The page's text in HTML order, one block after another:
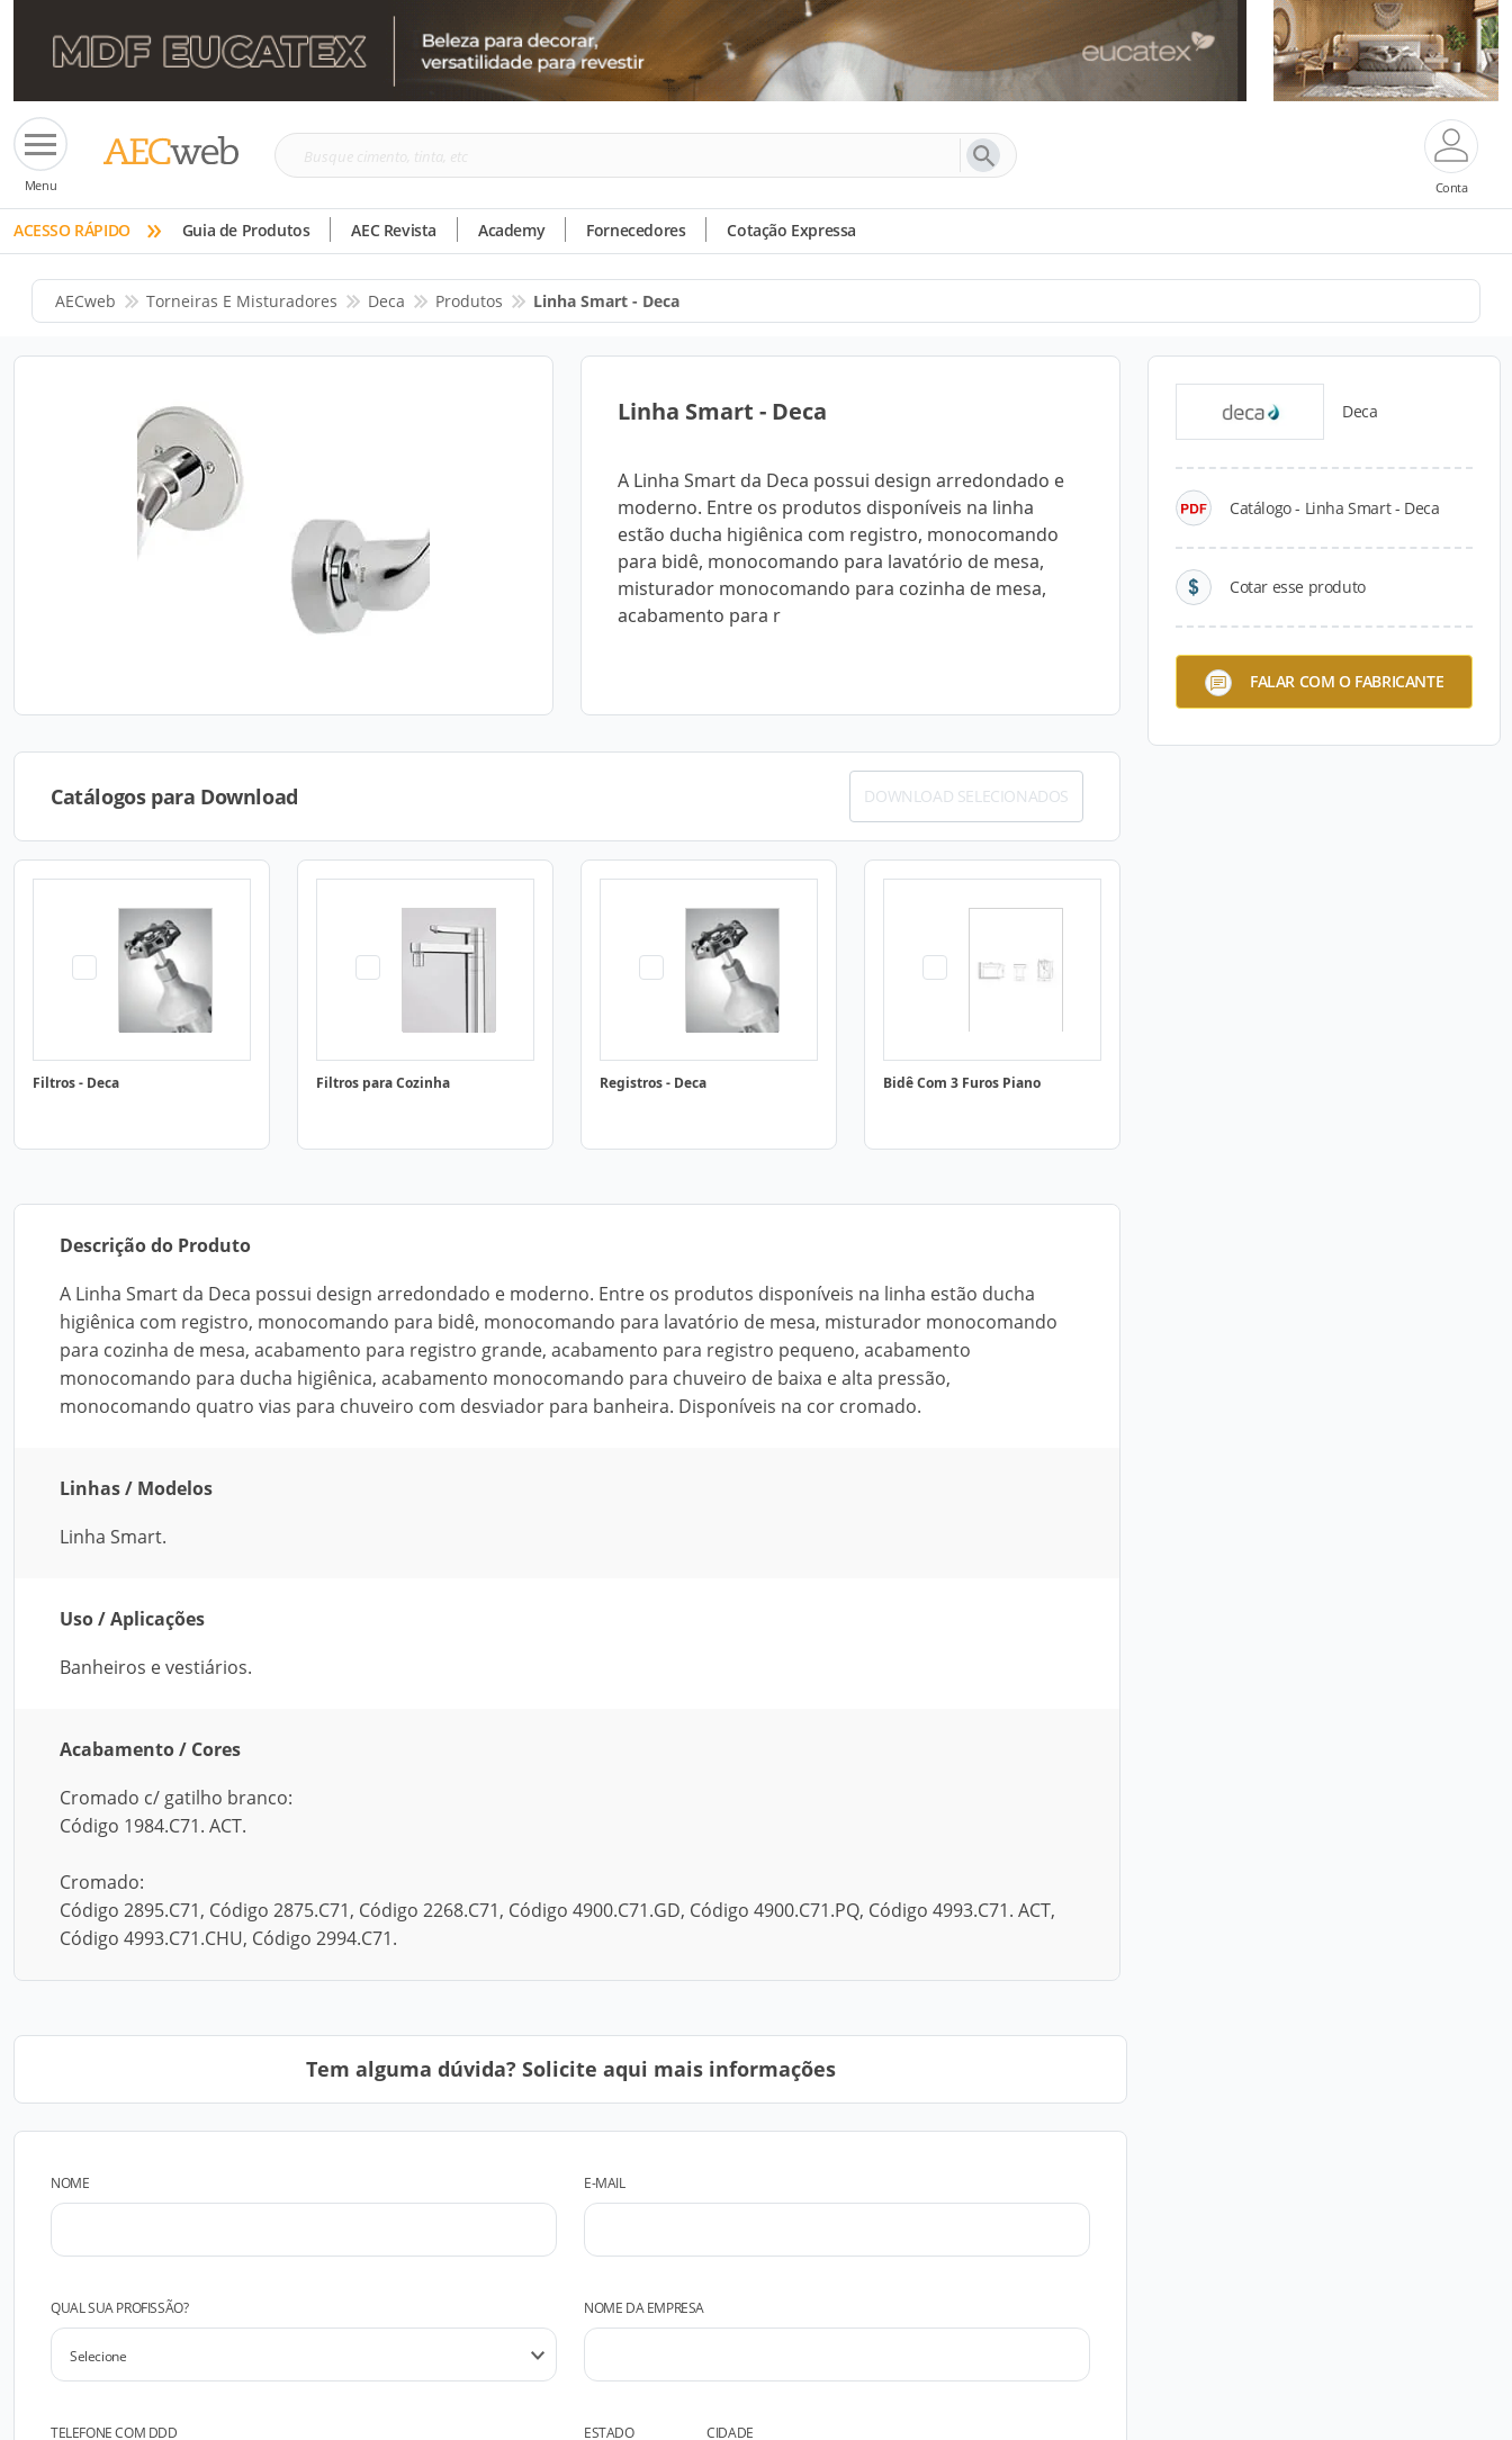
Menu
Busque
tinta,
etc
Conta
ACESSO RÁPIDO » Guia de Produtos AEC Revista Academy Fornecedores Cotação Expressa
AECweb Torneiras E Misturadores Deca Produtos Linha Smart - Deca
Linha Smart - Deca
A Linha Smart da Deca possui design arredondado e
moderno. Entre os produtos disponíveis na linha
estão ducha higiênica com registro, monocomando
para bidê, monocomando para lavatório de mesa,
misturador monocomando para cozinha de mesa,
acabamento para r
Deca
Catálogo - Linha Smart - Deca
Cotar esse produto
FALAR COM O FABRICANTE
Catálogos para Download DOWNLOAD SELECIONADOS
Filtros - Deca Filtros para Cozinha Registros - Deca Bidê Com 3 Furos Piano
Descrição do Produto
A Linha Smart da Deca possui design arredondado e moderno. Entre os produtos disponíveis na linha estão ducha
higiênica com registro, monocomando para bidê, monocomando para lavatório de mesa, misturador monocomando
para cozinha de mesa, acabamento para registro grande, acabamento para registro pequeno, acabamento
monocomando para ducha higiênica, acabamento monocomando para chuveiro de baixa e alta pressão,
monocomando quatro vias para chuveiro com desviador para banheira. Disponíveis na cor cromado.
Linhas / Modelos
Linha Smart.
Uso / Aplicações
Banheiros e vestiários.
Acabamento / Cores
Cromado c/ gatilho branco:
Código 1984.C71. ACT.
Cromado:
Código 2895.C71, Código 2875.C71, Código 2268.C71, Código 4900.C71.GD, Código 4900.C71.PQ, Código 4993.C71. ACT,
Código 4993.C71.CHU, Código 2994.C71.
Tem alguma dúvida? Solicite aqui mais informações
NOME E-MAIL
QUAL SUA PROFISSÃO? NOME DA EMPRESA
TELEFONE COM DDD ESTADO CIDADE